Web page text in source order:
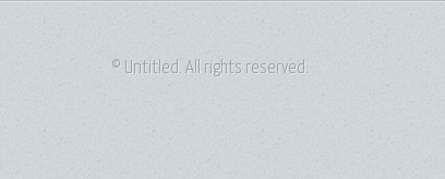
© Untitled. All rights reserved.